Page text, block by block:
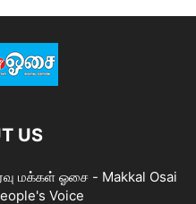
US
மக்கள் ஓசை - Makkal Osai
Voice